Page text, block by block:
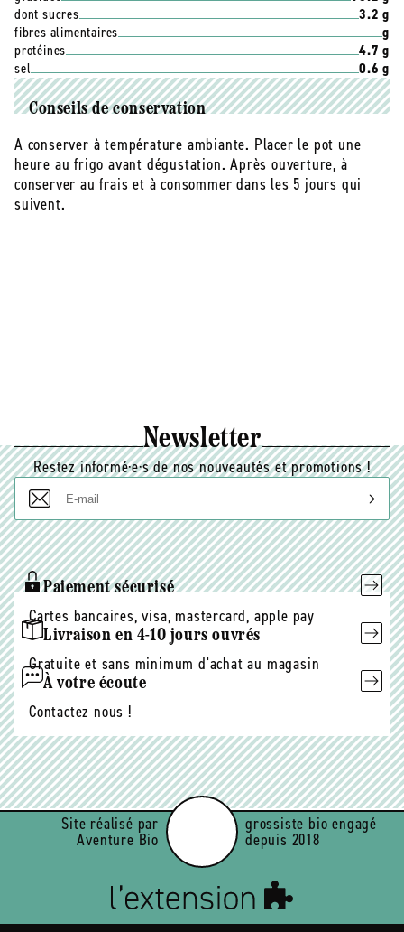
dont sucres
3.2 g
fibres alimentaires
g
protéines
4.7 g
sel
0.6 g
Conseils de conservation
A conserver à température ambiante. Placer le pot une
heure au frigo avant dégustation. Après ouverture, à
conserver au frais et à consommer dans les 5 jours qui
suivent.
Newsletter
Restez informé·e·s de nos nouveautés et promotions !
E-
mail
Paiement sécurisé
Cartes bancaires, visa, mastercard, apple pay
Livraison en 4-10 jours ouvrés
Gratuite et sans minimum d'achat au magasin
À votre écoute
Contactez nous !
Site réalisé par
Aventure Bio
grossiste bio engagé
depuis 2018